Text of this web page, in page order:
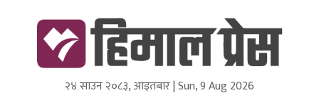
Himal Press
Dot NewsyNepal Media and Research Pvt Ltd.
२४ साउन २०८३, आइतबार | Sun, 9 Aug 2026